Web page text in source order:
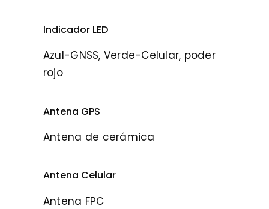
Indicador LED
Azul-GNSS, Verde-Celular, poder
rojo
Antena GPS
Antena de cerámica
Antena Celular
Antena FPC